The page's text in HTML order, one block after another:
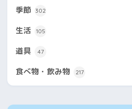
季節 302
生活 105
道具 47
食べ物・飲み物 217